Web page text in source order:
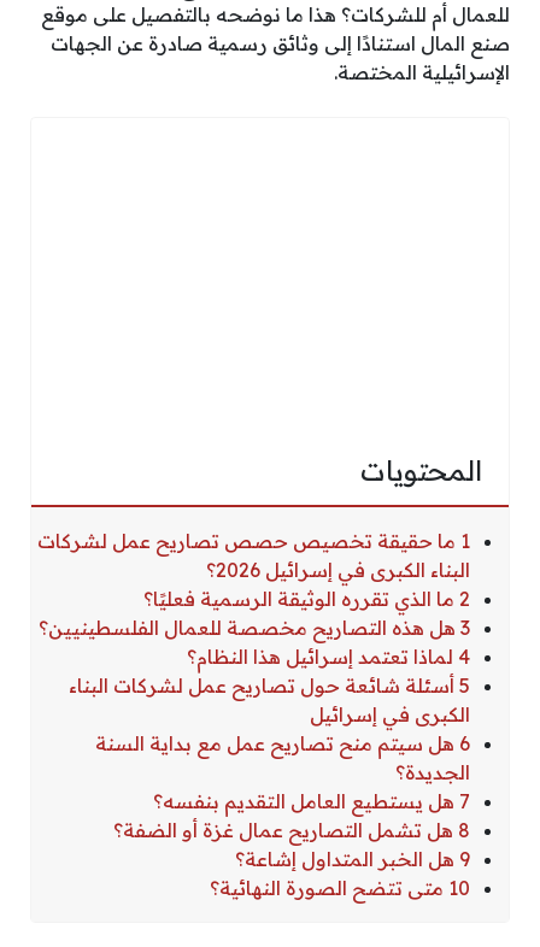
للعمال أم للشركات؟ هذا ما نوضحه بالتفصيل على موقع
صنع المال استنادًا إلى وثائق رسمية صادرة عن الجهات
الإسرائيلية المختصة.
المحتويات
1 ما حقيقة تخصيص حصص تصاريح عمل لشركات
البناء الكبرى في إسرائيل 2026؟
2 ما الذي تقرره الوثيقة الرسمية فعليًا؟
3 هل هذه التصاريح مخصصة للعمال الفلسطينيين؟
4 لماذا تعتمد إسرائيل هذا النظام؟
5 أسئلة شائعة حول تصاريح عمل لشركات البناء
الكبرى في إسرائيل
6 هل سيتم منح تصاريح عمل مع بداية السنة
الجديدة؟
7 هل يستطيع العامل التقديم بنفسه؟
8 هل تشمل التصاريح عمال غزة أو الضفة؟
9 هل الخبر المتداول إشاعة؟
10 متى تتضح الصورة النهائية؟